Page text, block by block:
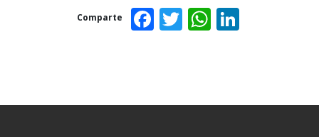
Comparte Facebook
Twitter